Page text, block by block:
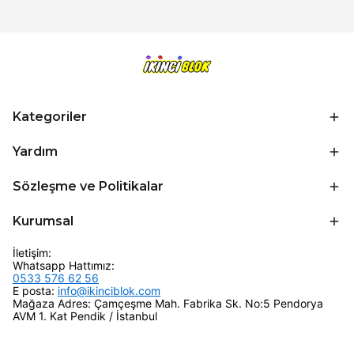
Kategoriler
Yardım
Sözleşme ve Politikalar
Kurumsal
İletişim:
Whatsapp Hattımız:
0533 576 62 56
E posta: info@ikinciblok.com
Mağaza Adres: Çamçeşme Mah. Fabrika Sk. No:5 Pendorya
AVM 1. Kat Pendik / İstanbul